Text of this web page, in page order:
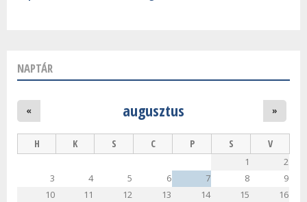
NAPTÁR
augusztus
« »
H K S C P S V
1
2
3
4 5 6 7 8
9
10
11 12 13 14 15
16